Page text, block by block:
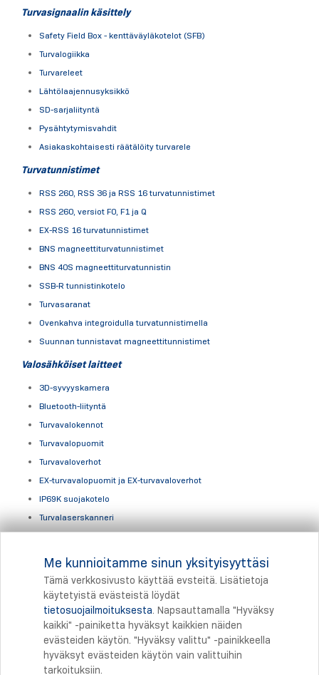
Turvasignaalin käsittely
Safety Field Box - kenttäväyläkotelot (SFB)
Turvalogiikka
Turvareleet
Lähtölaajennusyksikkö
SD-sarjaliityntä
Pysähtytymisvahdit
Asiakaskohtaisesti räätälöity turvarele
Turvatunnistimet
RSS 260, RSS 36 ja RSS 16 turvatunnistimet
RSS 260, versiot F0, F1 ja Q
EX-RSS 16 turvatunnistimet
BNS magneettiturvatunnistimet
BNS 40S magneettiturvatunnistin
SSB-R tunnistinkotelo
Turvasaranat
Ovenkahva integroidulla turvatunnistimella
Suunnan tunnistavat magneettitunnistimet
Valosähköiset laitteet
3D-syvyyskamera
Bluetooth-liityntä
Turvavalokennot
Turvavalopuomit
Turvavaloverhot
EX-turvavalopuomit ja EX-turvavaloverhot
IP69K suojakotelo
Turvalaserskanneri
Hissituotteet ja hissijärjestelmät
Tulostus
Me kunnioitamme sinun yksityisyyttäsi
Tämä verkkosivusto käyttää evsteitä. Lisätietoja
käytetyistä evästeistä löydät
tietosuojailmoituksesta. Napsauttamalla "Hyväksy
kaikki" -painiketta hyväksyt kaikkien näiden
evästeiden käytön. "Hyväksy valittu" -painikkeella
hyväksyt evästeiden käytön vain valittuihin
tarkoituksiin.